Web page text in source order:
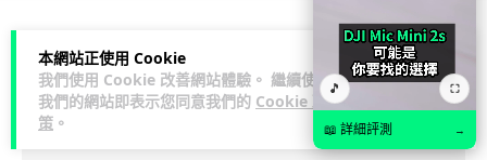
本網站正使用 Cookie
我們使用 Cookie 改善網站體驗。 繼續使用
我們的網站即表示您同意我們的 Cookie 政
策 。
人工智能
Lawton
🎵 ⛶
📖 詳細評測 →